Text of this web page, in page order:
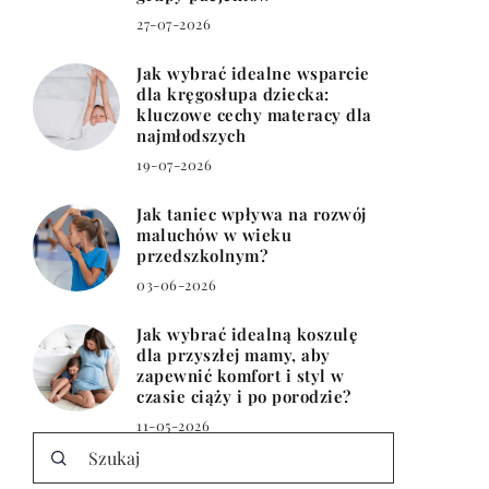
27-07-2026
Jak wybrać idealne wsparcie
dla kręgosłupa dziecka:
kluczowe cechy materacy dla
najmłodszych
19-07-2026
Jak taniec wpływa na rozwój
maluchów w wieku
przedszkolnym?
03-06-2026
Jak wybrać idealną koszulę
dla przyszłej mamy, aby
zapewnić komfort i styl w
czasie ciąży i po porodzie?
11-05-2026